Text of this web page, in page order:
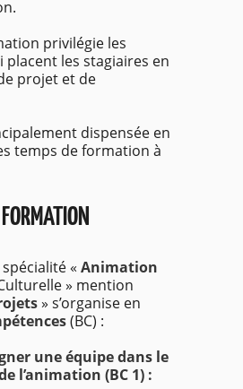
privilégie les
les stagiaires en
projet et de
dispensée en
temps de formation à
spécialité « Animation
» mention
» s’organise en
(BC) :
une équipe dans le
l’animation (BC 1) :